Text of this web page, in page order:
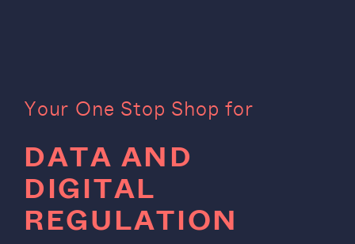
Your One Stop Shop for
DATA AN D
DIGITAL
REGULATION